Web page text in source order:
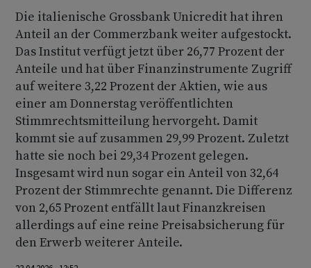
Die italienische Grossbank Unicredit hat ihren
Anteil an der Commerzbank weiter aufgestockt.
Das Institut verfügt jetzt über 26,77 Prozent der
Anteile und hat über Finanzinstrumente Zugriff
auf weitere 3,22 Prozent der Aktien, wie aus
einer am Donnerstag veröffentlichten
Stimmrechtsmitteilung hervorgeht. Damit
kommt sie auf zusammen 29,99 Prozent. Zuletzt
hatte sie noch bei 29,34 Prozent gelegen.
Insgesamt wird nun sogar ein Anteil von 32,64
Prozent der Stimmrechte genannt. Die Differenz
von 2,65 Prozent entfällt laut Finanzkreisen
allerdings auf eine reine Preisabsicherung für
den Erwerb weiterer Anteile.